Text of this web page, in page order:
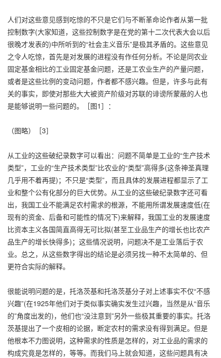
人们对这些意见感到吃惊的不只是它们与不断革命论作者从第一批
控制数字(大家知道，这些控制数字是在党的第十二次代表大会以后
很晚才发表的)中所听到的“社会主义音乐”是极其矛盾的。这些意见
之令人吃惊，首先是对发展的进程没有作任何分析。不论是同农业
固定基金相比的工业固定基金问题，还是工农业生产的产量问题，
或者是这些比例的变动问题，作者都不感兴趣。但是，许多与此有
关的事实，即使对那些大大被资产阶级对苏联的诽谤所蒙蔽的人也
是能够说明一些问题的。［图1］：
（图略）［3］
从工业的这些破纪录数字可以看出：问题不简单是工业的“生产技术
类型”，工业的“生产技术类型”比农业的“类型”高得多(这条神圣真理
几乎用不着再提)；不只是“类型”，而且具体的发展进程都显示了工
业和整个公有化部分的巨大优势。从工业的这些破纪录数字还可看
出，我国工业不能满足农村需求的根源，不能用所谓发展速度低(在
现有的资金、后备和可能性的情况下)来解释，我国工业的发展速度
比资本主义各国简直高得无可比拟(甚至工业品生产的增长也比农产
品生产的增长快得多)；这些情况说明，问题决不是工业落后于农
业。总之，从这些数字得出的结论是必须另找一种不太简单的、但
更符合实际的解释。
很能说明问题的是，托洛茨基和托洛茨基分子对上述事实不仅“不感
兴趣”(在1925年他们对于类似事实确实发生过兴趣，当然是从“音乐
的”角度出发的)，他们也“没注意到”另外一些极其重要的事实。托洛
茨基提出了一个皮相的论据，断定农村的需求没有得到满足。但是
他根本不力图说明，这种需求的性质是怎样的，对工业品的需求的
构成究竟是怎样的，等等。而我们马上就会知道，这些问题具有决